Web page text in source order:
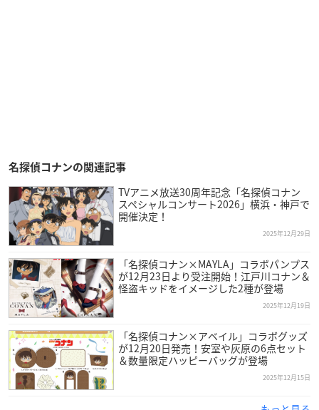
名探偵コナンの関連記事
TVアニメ放送30周年記念「名探偵コナン
スペシャルコンサート2026」横浜・神戸で
開催決定！
2025年12月29日
「名探偵コナン×MAYLA」コラボパンプス
が12月23日より受注開始！江戸川コナン＆
怪盗キッドをイメージした2種が登場
2025年12月19日
「名探偵コナン×アベイル」コラボグッズ
が12月20日発売！安室や灰原の6点セット
＆数量限定ハッピーバッグが登場
2025年12月15日